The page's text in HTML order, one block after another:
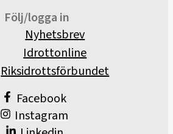
Följ/logga in
Nyhetsbrev
Idrottonline
Riksidrottsförbundet
Facebook
Instagram